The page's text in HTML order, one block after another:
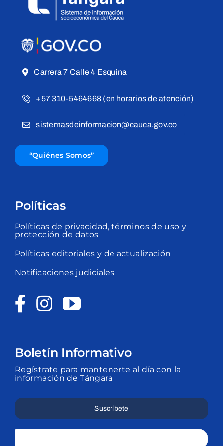
Carrera 7 Calle 4 Esquina
+57 310-5464668 (en horarios de atención)
sistemasdeinformacion@cauca.gov.co
“Quiénes Somos”
Políticas
Políticas de privacidad, términos de uso y
protección de datos
Políticas editoriales y de actualización
Notificaciones judiciales
Boletín Informativo
Regístrate para mantenerte al día con la
información de Tángara
Suscríbete